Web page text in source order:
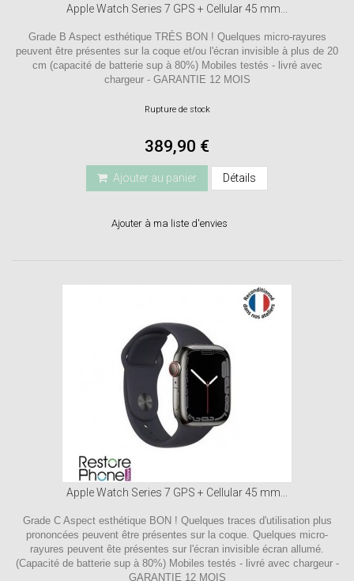
Apple Watch Series 7 GPS + Cellular 45 mm...
Grade B Aspect esthétique TRÉS BON ! Quelques micro-rayures
peuvent être présentes sur la coque et/ou l'écran invisible à plus de 20
cm (capacité de batterie sup à 80%) Mobiles testés - livré avec
chargeur - GARANTIE 12 MOIS
Rupture de stock
389,90 €
Ajouter au panier Détails
Ajouter à ma liste d'envies
Apple Watch Series 7 GPS + Cellular 45 mm...
Grade C Aspect esthétique BON ! Quelques traces d'utilisation plus
prononcées peuvent être présentes sur la coque. Quelques micro-
rayures peuvent ête présentes sur l'écran invisible écran allumé.
(Capacité de batterie sup à 80%) Mobiles testés - livré avec chargeur -
GARANTIE 12 MOIS